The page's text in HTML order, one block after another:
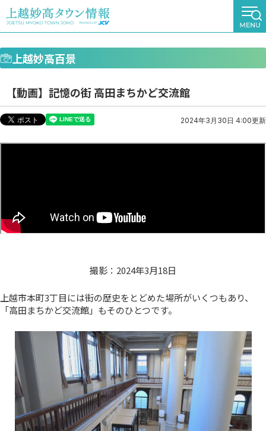
上越妙高百景
【動画】記憶の街 高田まちかど交流館
2024年3月30日 4:00更新
撮影：2024年3月18日
上越市本町3丁目には街の歴史をとどめた場所がいくつもあり、
「高田まちかど交流館」もそのひとつです。